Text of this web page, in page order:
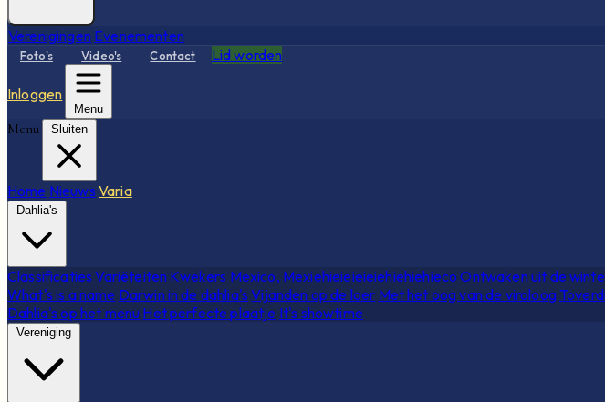
Verenigingen Evenementen
Foto's Video's Contact Lid worden
Inloggen
Menu
Menu Sluiten
Home Nieuws Varia
Dahlia's
Classificaties Variëteiten Kwekers Mexico, Mexiehieieieieiehiehiehieco Ontwaken uit de
What's is a name Darwin in de dahlia's Vijanden op de loer Met het oog van de viroloog
Dahlia's op het menu Het perfecte plaatje It's showtime
Vereniging